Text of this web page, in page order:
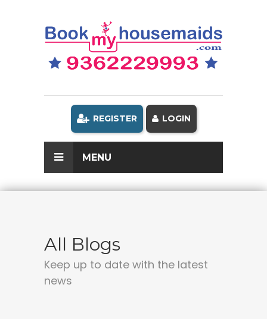
REGISTER LOGIN
MENU
All Blogs
Keep up to date with the latest
news